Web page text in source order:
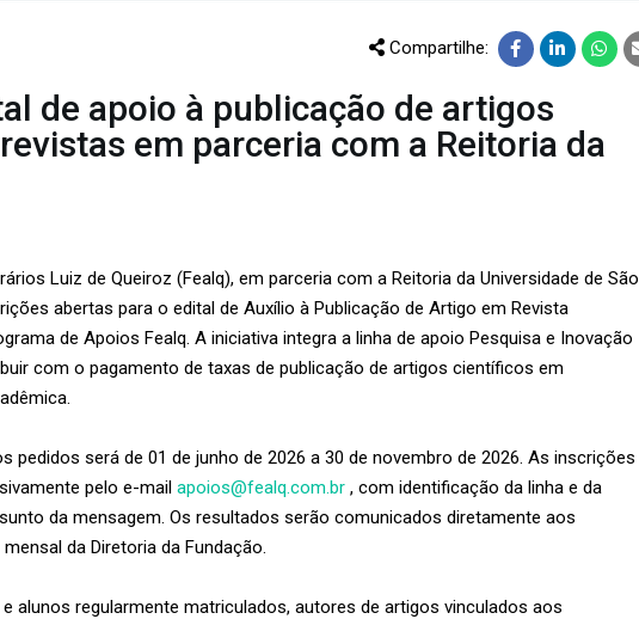
Compartilhe:
de apoio à publicação de artigos
em parceria com a Reitoria da
Luiz de Queiroz (Fealq), em parceria com a Reitoria da Universidade de São
abertas para o edital de Auxílio à Publicação de Artigo em Revista
de Apoios Fealq. A iniciativa integra a linha de apoio Pesquisa e Inovação
com o pagamento de taxas de publicação de artigos científicos em
pedidos será de 01 de junho de 2026 a 30 de novembro de 2026. As inscrições
pelo e-mail apoios@fealq.com.br , com identificação da linha e da
da mensagem. Os resultados serão comunicados diretamente aos
da Diretoria da Fundação.
alunos regularmente matriculados, autores de artigos vinculados aos